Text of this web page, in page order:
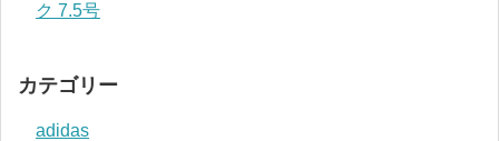
ク 7.5号
カテゴリー
adidas